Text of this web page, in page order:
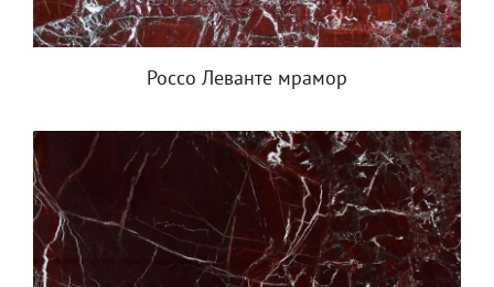
Россо Леванте мрамор